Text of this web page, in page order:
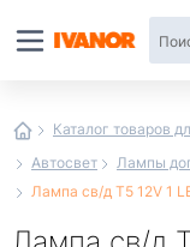
Каталог товаров
Автосвет
Лампы
Лампа св/д T5 12V 1